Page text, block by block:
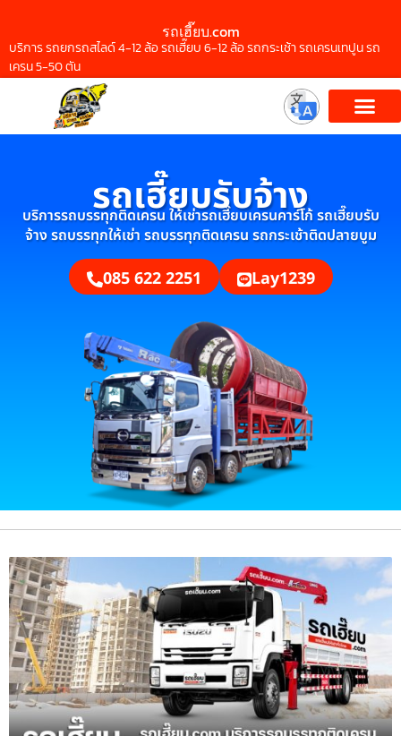
รถเฮี๊ยบ.com
บริการ รถยกรถสไลด์ 4-12 ล้อ รถเฮี๊ยบ 6-12 ล้อ รถกระเช้า รถเครนเทปูน รถ
เครน 5-50 ตัน
รถเฮี๊ยบรับจ้าง
บริการรถบรรทุกติดเครน ให้เช่ารถเฮี๊ยบเครนคาร์โก้ รถเฮี๊ยบรับ
จ้าง รถบรรทุกให้เช่า รถบรรทุกติดเครน รถกระเช้าติดปลายบูม
085 622 2251 Lay1239